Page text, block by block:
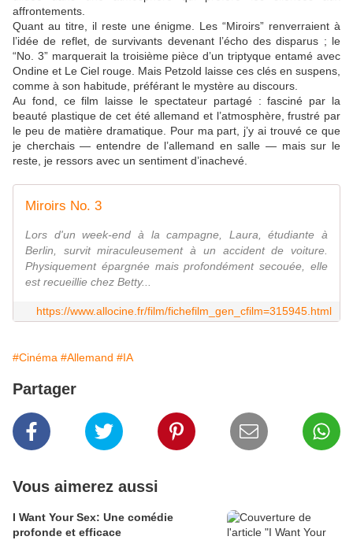
affrontements.
Quant au titre, il reste une énigme. Les “Miroirs” renverraient à
l’idée de reflet, de survivants devenant l’écho des disparus ; le
“No. 3” marquerait la troisième pièce d’un triptyque entamé avec
Ondine et Le Ciel rouge. Mais Petzold laisse ces clés en suspens,
comme à son habitude, préférant le mystère au discours.
Au fond, ce film laisse le spectateur partagé : fasciné par la
beauté plastique de cet été allemand et l’atmosphère, frustré par
le peu de matière dramatique. Pour ma part, j’y ai trouvé ce que
je cherchais — entendre de l’allemand en salle — mais sur le
reste, je ressors avec un sentiment d’inachevé.
Miroirs No. 3
Lors d'un week-end à la campagne, Laura, étudiante à
Berlin, survit miraculeusement à un accident de voiture.
Physiquement épargnée mais profondément secouée, elle
est recueillie chez Betty...
https://www.allocine.fr/film/fichefilm_gen_cfilm=315945.html
#Cinéma #Allemand #IA
Partager
Vous aimerez aussi
I Want Your Sex: Une comédie
profonde et efficace